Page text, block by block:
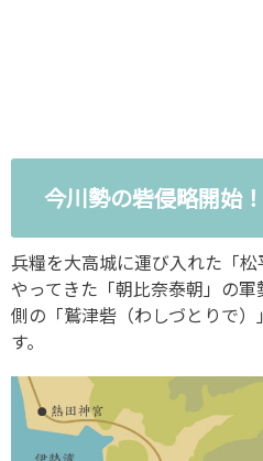
今川勢の砦侵略開始！
兵糧を大高城に運び入れた「
やってきた「朝比奈泰朝」の
側の「鷲津砦（わしづとりで）
す。